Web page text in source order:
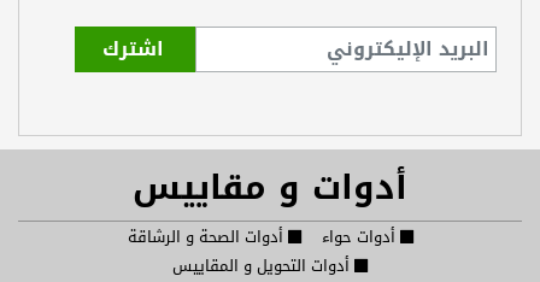
أدوات و مقاييس
أدوات حواء
أدوات الصحة و الرشاقة
أدوات التحويل و المقاييس